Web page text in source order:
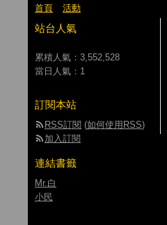
首頁 活動
站台人氣
累積人氣： 3,552,528
當日人氣： 1
訂閱本站
RSS訂閱 (如何使用RSS)
加入訂閱
連結書籤
Mr.白
小民